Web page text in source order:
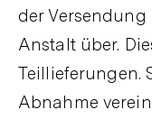
der
Anstalt über.
Teillieferungen.
Abnahme